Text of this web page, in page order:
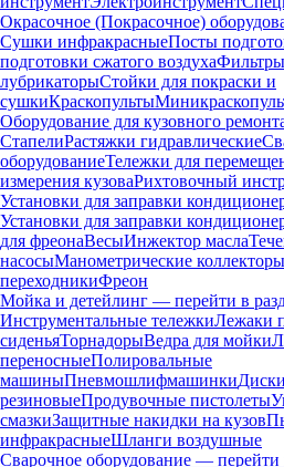
Окрасочное (Покрасочное)
Сушки инфракрасныеПосты
подготовки сжатого воздуха
лубрикаторыСтойки для покраски и
сушкиКраскопульты
Оборудование для кузовного
СтапелиРастяжки гидравлические
оборудованиеТележки для
измерения кузоваРихтовочный
Установки для заправки
Установки для заправки
для фреонаВесыИнжектор масла
насосыМанометрические коллекторы
переходникиФреон
Мойка и детейлинг — перейти в
Инструментальные тележкиЛежаки
сиденьяТорнадорыВедра для мойки
переносныеПолировальные
машиныПневмошлифмашинки
резиновыеПродувочные пистолеты
смазкиЗащитные накидки на кузов
инфракрасныеШланги воздушные
Сварочное оборудование — перейти